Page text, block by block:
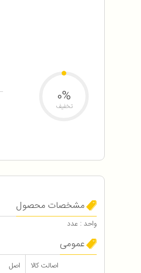
0%
تخفیف
مشخصات محصول
واحد : عدد
عمومی
اصالت کالا
اصل